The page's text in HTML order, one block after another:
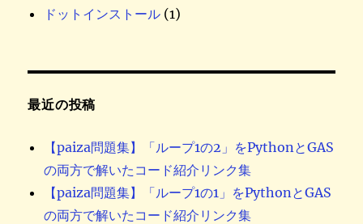
ドットインストール (1)
最近の投稿
【paiza問題集】「ループ1の2」をPythonとGAS
の両方で解いたコード紹介リンク集
【paiza問題集】「ループ1の1」をPythonとGAS
の両方で解いたコード紹介リンク集